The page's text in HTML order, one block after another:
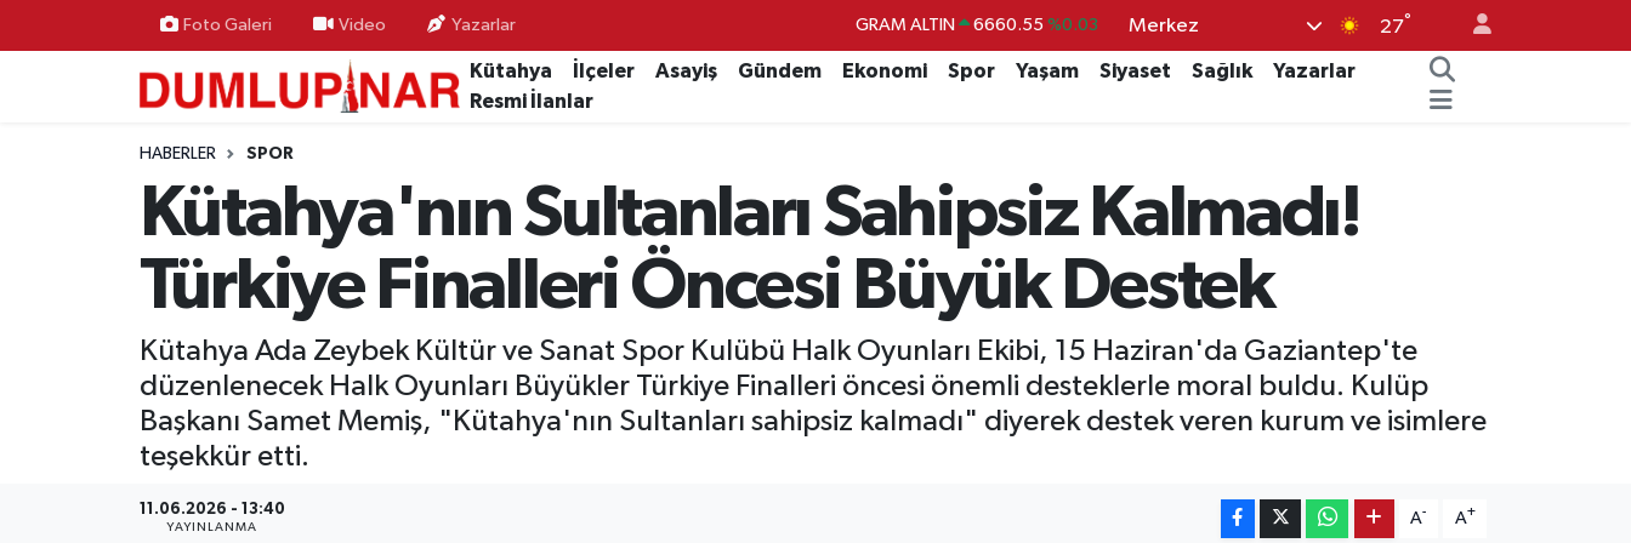
Foto Galeri Video Yazarlar BİST100 13.779 %-14
BITCOIN 64.944,08 %-0.18
STERLİN 64,4811 %0.38
Merkez 27°
Kütahya İlçeler Asayiş Gündem Ekonomi Spor Yaşam Siyaset Sağlık
Yazarlar
Resmi İlanlar
HABERLER SPOR
Kütahya'nın Sultanları Sahipsiz Kalmadı!
Türkiye Finalleri Öncesi Büyük Destek
Kütahya Ada Zeybek Kültür ve Sanat Spor Kulübü Halk Oyunları Ekibi, 15 Haziran'da Gaziantep'te
düzenlenecek Halk Oyunları Büyükler Türkiye Finalleri öncesi önemli desteklerle moral buldu. Kulüp
Başkanı Samet Memiş, "Kütahya'nın Sultanları sahipsiz kalmadı" diyerek destek veren kurum ve isimlere
teşekkür etti.
11.06.2026 - 13:40
YAYINLANMA
A- A+
Ekonomi
Kütahya Hava Durumu
Kütahya Trafik Yoğunluk Haritası
Süper Lig Puan Durumu ve Fikstür
Tüm Manşetler
Son Dakika Haberleri
Haber Arşivi